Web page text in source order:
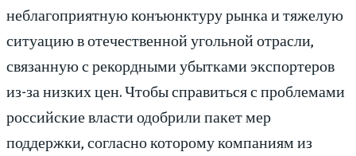
неблагоприятную конъюнктуру рынка и тяжелую
ситуацию в отечественной угольной отрасли,
связанную с рекордными убытками экспортеров
из-за низких цен. Чтобы справиться с проблемами
российские власти одобрили пакет мер
поддержки, согласно которому компаниям из